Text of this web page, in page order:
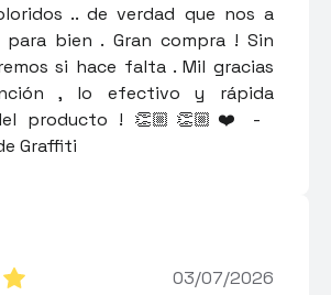
.. de verdad que nos a
para bien . Gran compra ! Sin
si hace falta . Mil gracias
, lo efectivo y rápida
producto ! 👏🏼👏🏼❤️ -
Graffiti
03/07/2026